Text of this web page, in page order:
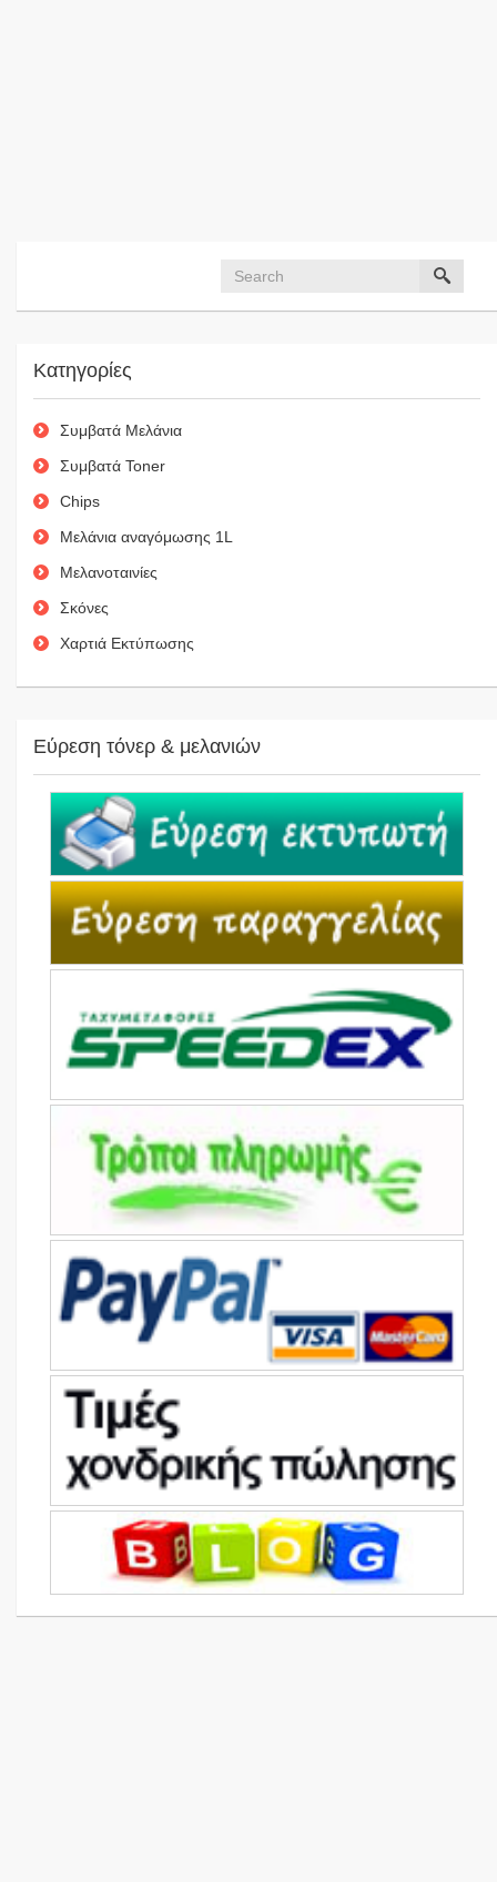
Κατηγορίες
Συμβατά Μελάνια
Συμβατά Toner
Chips
Μελάνια αναγόμωσης 1L
Μελανοταινίες
Σκόνες
Χαρτιά Εκτύπωσης
Εύρεση τόνερ & μελανιών